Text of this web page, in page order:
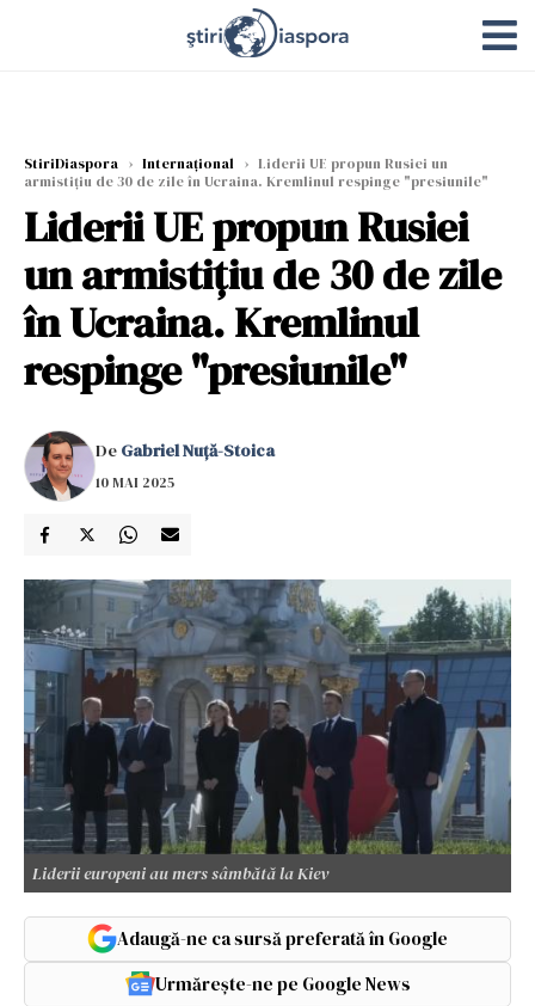
StiriDiaspora › Internațional › Liderii UE propun Rusiei un
armistiţiu de 30 de zile în Ucraina. Kremlinul respinge "presiunile"
Liderii UE propun Rusiei
un armistiţiu de 30 de zile
în Ucraina. Kremlinul
respinge "presiunile"
De Gabriel Nuță-Stoica
10 MAI 2025
Liderii europeni au mers sâmbătă la Kiev
Adaugă-ne ca sursă preferată în Google
Urmărește-ne pe Google News